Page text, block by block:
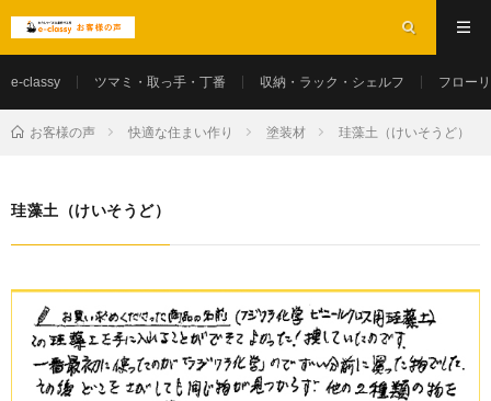
e-classy ツマミ・取っ手・丁番 収納・ラック・シェルフ フロー
お客様の声 快適な住まい作り 塗装材 珪藻土（けいそうど）
珪藻土（けいそうど）